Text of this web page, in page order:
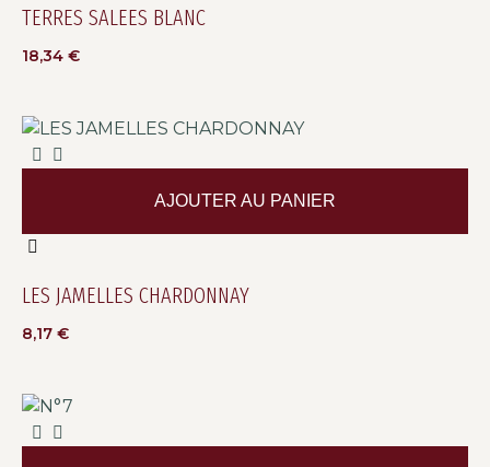
TERRES SALEES BLANC
18,34 €
LES JAMELLES CHARDONNAY
8,17 €
AJOUTER AU PANIER